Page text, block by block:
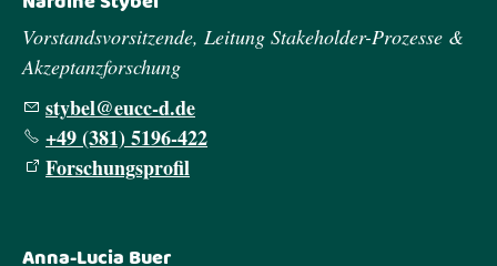
Vorstandsvorsitzende, Leitung Stakeholder-Prozesse &
Akzeptanzforschung
styb l cc-dd
+49 (381) 5196-422
Forschungsprofil
Anna-Lucia Buer